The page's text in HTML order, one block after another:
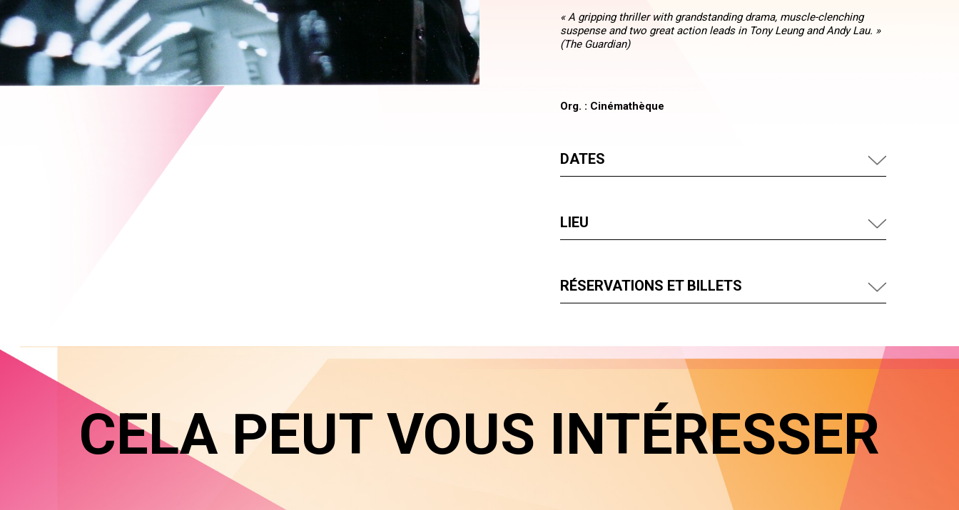
« A gripping thriller with grandstanding drama, muscle-clenching
suspense and two great action leads in Tony Leung and Andy Lau. »
(The Guardian)
Org. : Cinémathèque
DATES
LIEU
RÉSERVATIONS ET BILLETS
CELA PEUT VOUS INTÉRESSER